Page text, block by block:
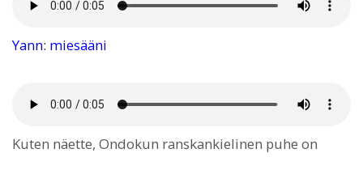
Yann: miesääni
Kuten näette, Ondokun ranskankielinen puhe on